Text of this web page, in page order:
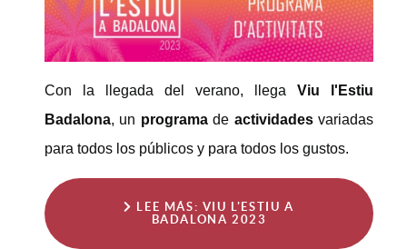
Con la llegada del verano, llega Viu l'Estiu
Badalona, un programade actividadesvariadas
para todos los públicos y para todos los gustos.
LEE MÁS: VIU L'ESTIU A
BADALONA 2023